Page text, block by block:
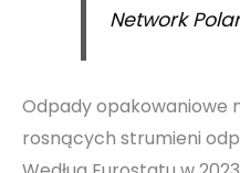
Network
Odpady opakowaniowe
rosnących strumieni